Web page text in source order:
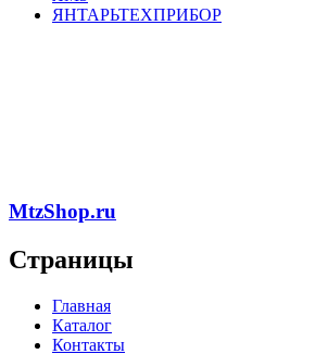
ЯНТАРЬТЕХПРИБОР
MtzShop.ru
Страницы
Главная
Каталог
Контакты